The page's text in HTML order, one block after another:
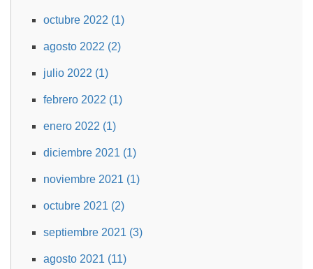
octubre 2022 (1)
agosto 2022 (2)
julio 2022 (1)
febrero 2022 (1)
enero 2022 (1)
diciembre 2021 (1)
noviembre 2021 (1)
octubre 2021 (2)
septiembre 2021 (3)
agosto 2021 (11)